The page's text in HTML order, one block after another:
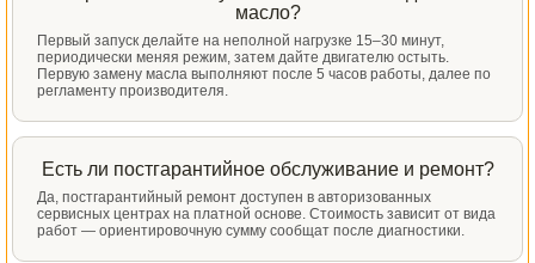
масло?
Первый запуск делайте на неполной нагрузке 15–30 минут,
периодически меняя режим, затем дайте двигателю остыть.
Первую замену масла выполняют после 5 часов работы, далее по
регламенту производителя.
Есть ли постгарантийное обслуживание и ремонт?
Да, постгарантийный ремонт доступен в авторизованных
сервисных центрах на платной основе. Стоимость зависит от вида
работ — ориентировочную сумму сообщат после диагностики.